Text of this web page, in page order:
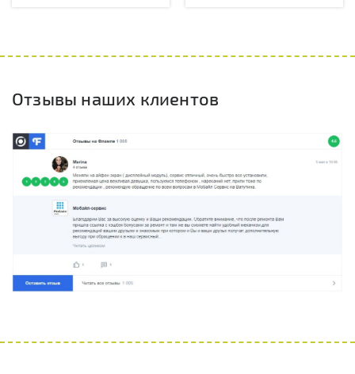
Отзывы наших клиентов